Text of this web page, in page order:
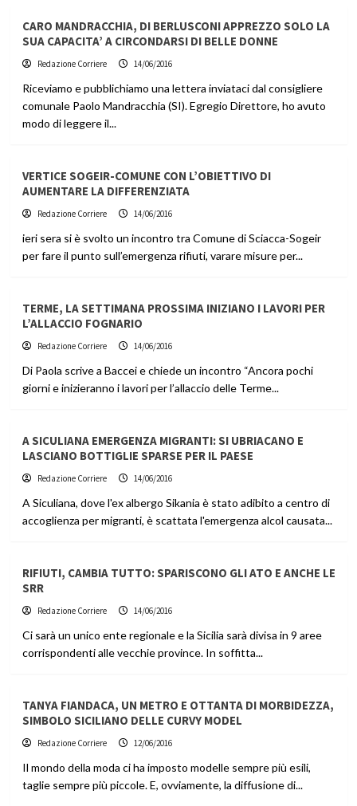
CARO MANDRACCHIA, DI BERLUSCONI APPREZZO SOLO LA
SUA CAPACITA’ A CIRCONDARSI DI BELLE DONNE
Redazione Corriere 14/06/2016
Riceviamo e pubblichiamo una lettera inviataci dal consigliere
comunale Paolo Mandracchia (SI). Egregio Direttore, ho avuto
modo di leggere il...
VERTICE SOGEIR-COMUNE CON L’OBIETTIVO DI
AUMENTARE LA DIFFERENZIATA
Redazione Corriere 14/06/2016
ieri sera si è svolto un incontro tra Comune di Sciacca-Sogeir
per fare il punto sull’emergenza rifiuti, varare misure per...
TERME, LA SETTIMANA PROSSIMA INIZIANO I LAVORI PER
L’ALLACCIO FOGNARIO
Redazione Corriere 14/06/2016
Di Paola scrive a Baccei e chiede un incontro “Ancora pochi
giorni e inizieranno i lavori per l’allaccio delle Terme...
A SICULIANA EMERGENZA MIGRANTI: SI UBRIACANO E
LASCIANO BOTTIGLIE SPARSE PER IL PAESE
Redazione Corriere 14/06/2016
A Siculiana, dove l'ex albergo Sikania è stato adibito a centro di
accoglienza per migranti, è scattata l'emergenza alcol causata...
RIFIUTI, CAMBIA TUTTO: SPARISCONO GLI ATO E ANCHE LE
SRR
Redazione Corriere 14/06/2016
Ci sarà un unico ente regionale e la Sicilia sarà divisa in 9 aree
corrispondenti alle vecchie province. In soffitta...
TANYA FIANDACA, UN METRO E OTTANTA DI MORBIDEZZA,
SIMBOLO SICILIANO DELLE CURVY MODEL
Redazione Corriere 12/06/2016
Il mondo della moda ci ha imposto modelle sempre più esili,
taglie sempre più piccole. E, ovviamente, la diffusione di...